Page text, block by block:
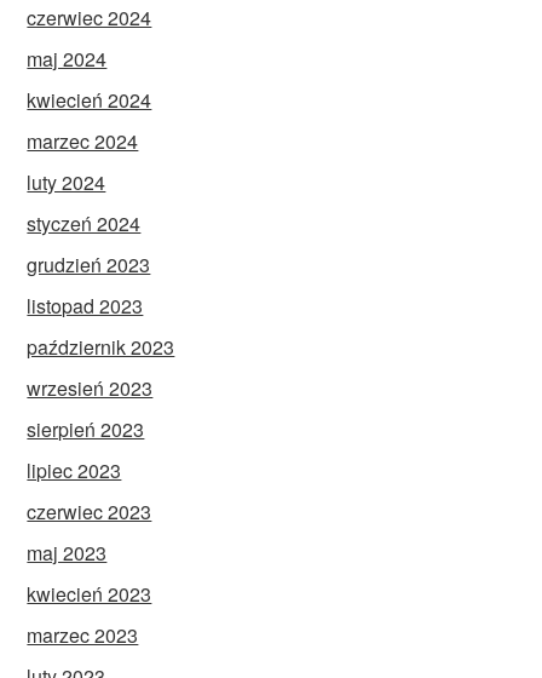
czerwiec 2024
maj 2024
kwiecień 2024
marzec 2024
luty 2024
styczeń 2024
grudzień 2023
listopad 2023
październik 2023
wrzesień 2023
sierpień 2023
lipiec 2023
czerwiec 2023
maj 2023
kwiecień 2023
marzec 2023